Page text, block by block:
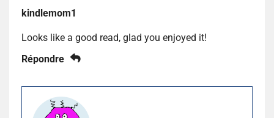
kindlemom1
Looks like a good read, glad you enjoyed it!
Répondre